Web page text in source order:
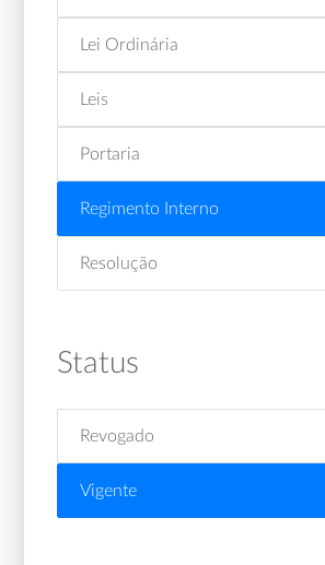
Lei Ordinária
Leis
Portaria
Regimento Interno
Resolução
Status
Revogado
Vigente